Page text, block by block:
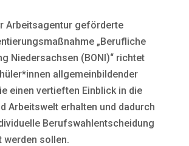
Arbeitsagentur geförderte
„Berufliche
Niedersachsen (BONI)“ richtet
allgemeinbildender
einen vertieften Einblick in die
Arbeitswelt erhalten und dadurch
Berufswahlentscheidung
werden sollen.